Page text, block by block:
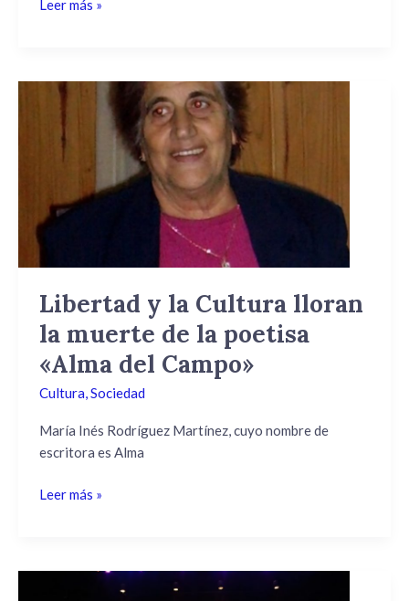
Leer más »
Libertad y la Cultura lloran
la muerte de la poetisa
«Alma del Campo»
Cultura,Sociedad
María Inés Rodríguez Martínez, cuyo nombre de
escritora es Alma
Libertad
muerte
de
la
«Alma
del
Campo»
Leer más »
«Herencias